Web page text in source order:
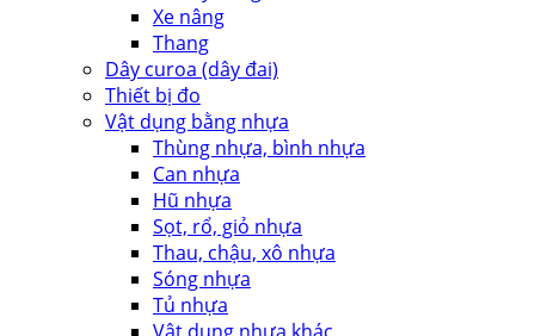
Xe nâng
Thang
Dây curoa (dây đai)
Thiết bị đo
Vật dụng bằng nhựa
Thùng nhựa, bình nhựa
Can nhựa
Hũ nhựa
Sọt, rổ, giỏ nhựa
Thau, chậu, xô nhựa
Sóng nhựa
Tủ nhựa